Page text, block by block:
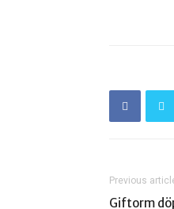
Previous
Giftorm